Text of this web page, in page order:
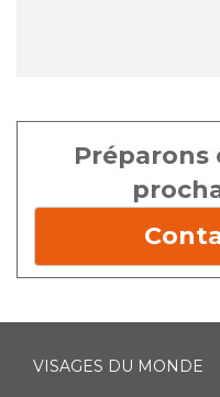
Préparons
VISAGES DU MONDE